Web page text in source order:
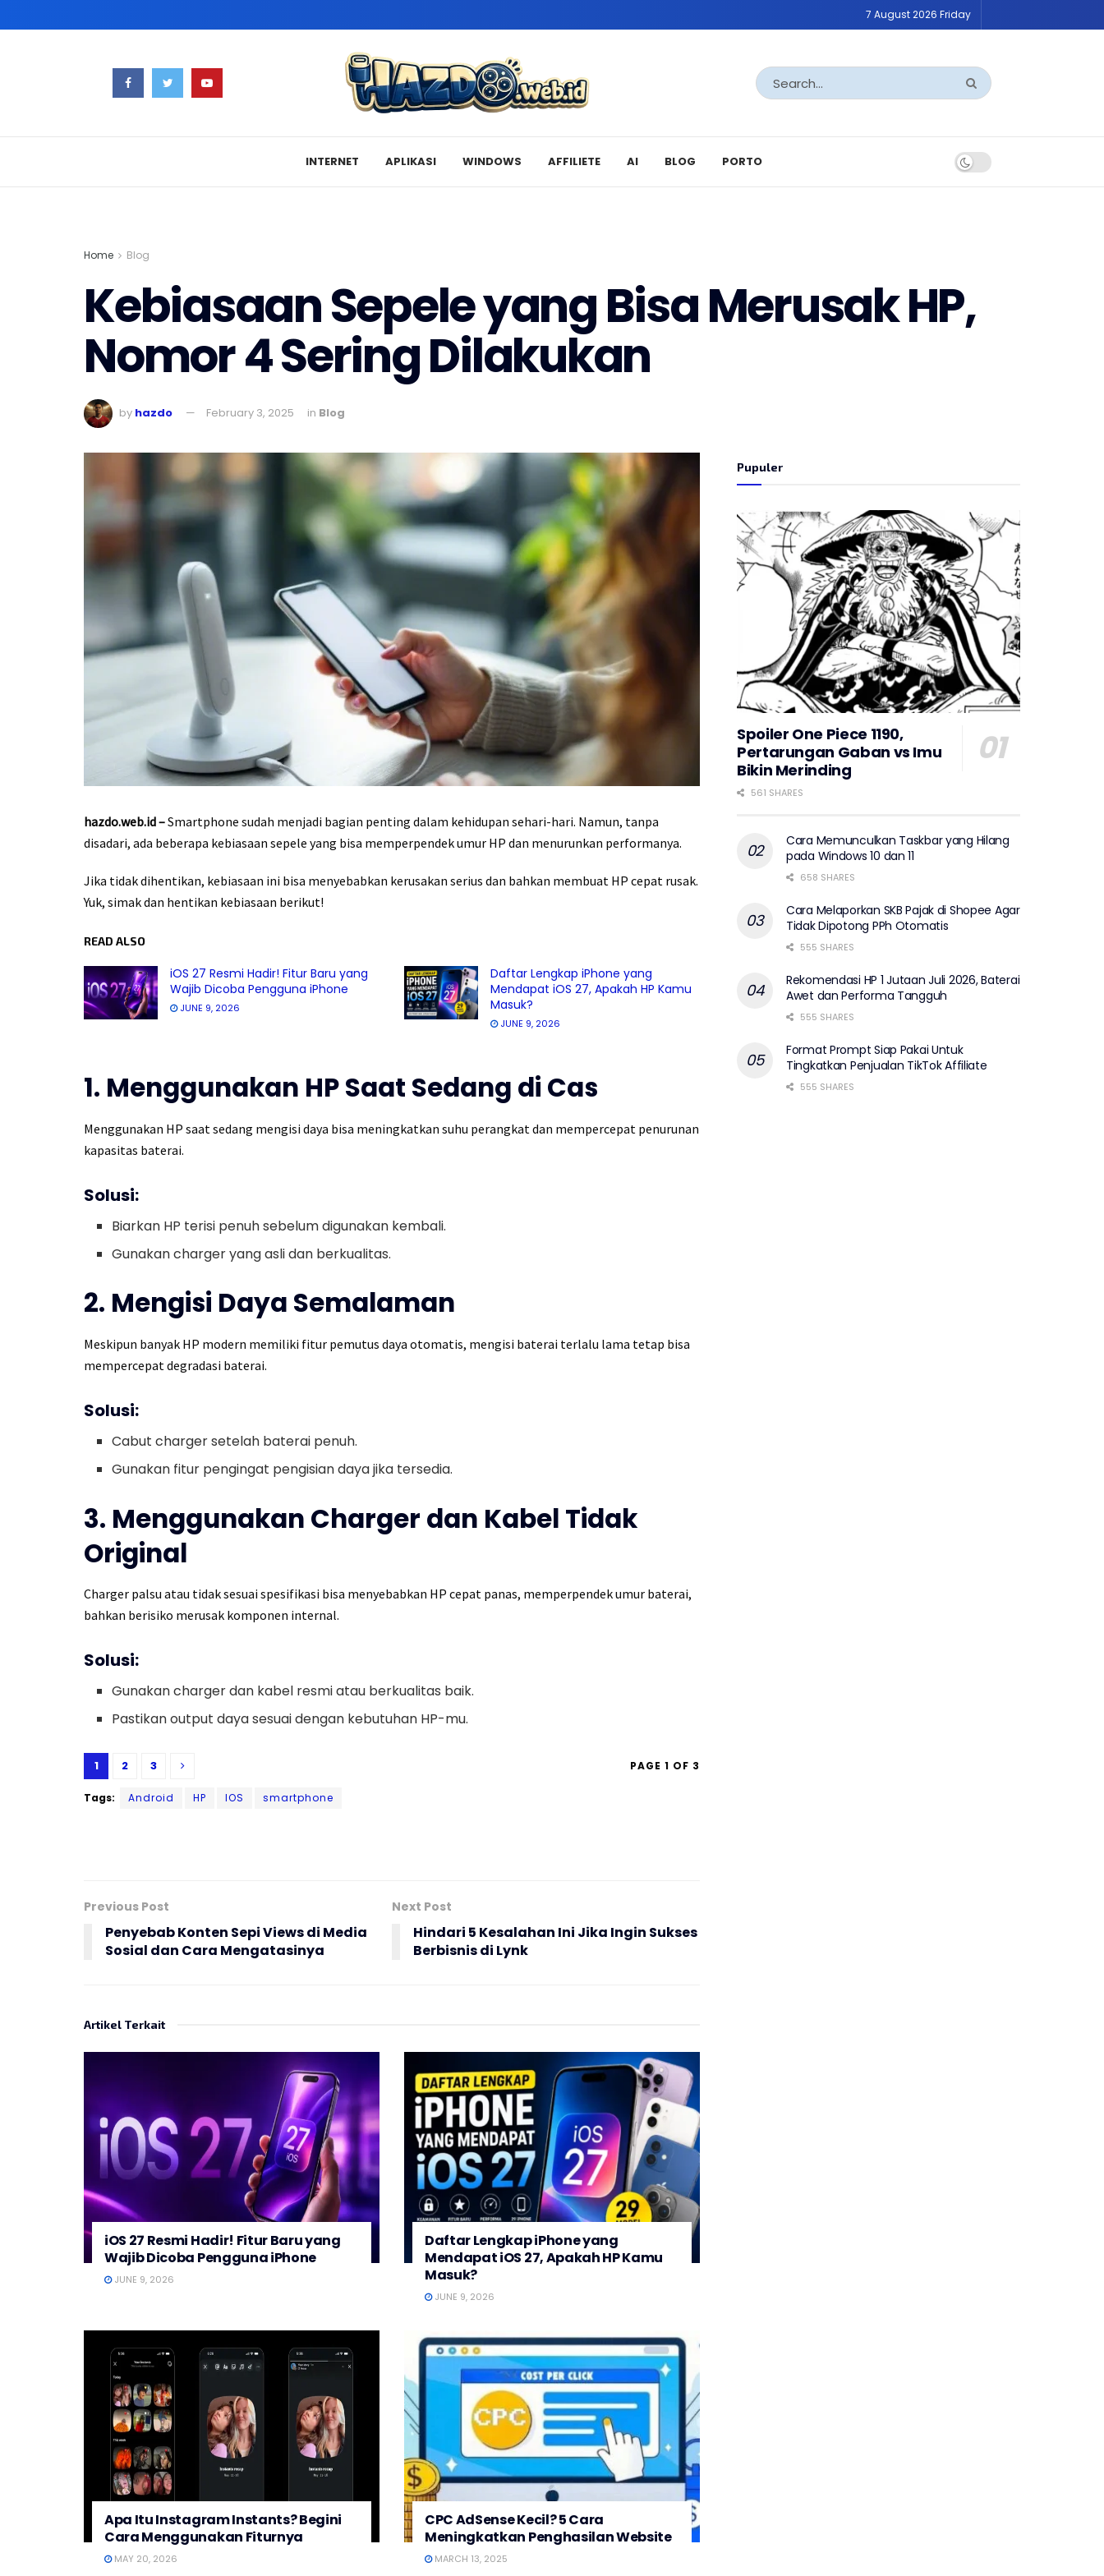
7 August 2026 Friday
INTERNET APLIKASI WINDOWS AFFILIETE AI BLOG PORTO
Home Blog
Kebiasaan Sepele yang Bisa Merusak HP,
Nomor 4 Sering Dilakukan
by hazdo February 3, 2025 in Blog
hazdo.web.id –Smartphone sudah menjadi bagian penting dalam kehidupan sehari-hari. Namun, tanpa
disadari, ada beberapa kebiasaan sepele yang bisa memperpendek umur HP dan menurunkan performanya.
Jika tidak dihentikan, kebiasaan ini bisa menyebabkan kerusakan serius dan bahkan membuat HP cepat rusak.
Yuk, simak dan hentikan kebiasaan berikut!
READ ALSO
iOS 27 Resmi Hadir! Fitur Baru yang
Wajib Dicoba Pengguna iPhone
JUNE 9, 2026
Daftar Lengkap iPhone yang
Mendapat iOS 27, Apakah HP Kamu
Masuk?
JUNE 9, 2026
1. Menggunakan HP Saat Sedang di Cas
Menggunakan HP saat sedang mengisi daya bisa meningkatkan suhu perangkat dan mempercepat penurunan
kapasitas baterai.
Solusi:
Biarkan HP terisi penuh sebelum digunakan kembali.
Gunakan charger yang asli dan berkualitas.
2. Mengisi Daya Semalaman
Meskipun banyak HP modern memiliki fitur pemutus daya otomatis, mengisi baterai terlalu lama tetap bisa
mempercepat degradasi baterai.
Solusi:
Cabut charger setelah baterai penuh.
Gunakan fitur pengingat pengisian daya jika tersedia.
3. Menggunakan Charger dan Kabel Tidak
Original
Charger palsu atau tidak sesuai spesifikasi bisa menyebabkan HP cepat panas, memperpendek umur baterai,
bahkan berisiko merusak komponen internal.
Solusi:
Gunakan charger dan kabel resmi atau berkualitas baik.
Pastikan output daya sesuai dengan kebutuhan HP-mu.
PAGE 1 OF 3
1 2 3
Tags: Android HP IOS smartphone
Previous Post
Penyebab Konten Sepi Views di Media
Sosial dan Cara Mengatasinya
Next Post
Hindari 5 Kesalahan Ini Jika Ingin Sukses
Berbisnis di Lynk
Artikel Terkait
iOS 27 Resmi Hadir! Fitur Baru yang
Wajib Dicoba Pengguna iPhone
JUNE 9, 2026
Daftar Lengkap iPhone yang
Mendapat iOS 27, Apakah HP Kamu
Masuk?
JUNE 9, 2026
Apa Itu Instagram Instants? Begini
Cara Menggunakan Fiturnya
MAY 20, 2026
CPC AdSense Kecil? 5 Cara
Meningkatkan Penghasilan Website
MARCH 13, 2025
Pupuler
Spoiler One Piece 1190,
Pertarungan Gaban vs Imu
Bikin Merinding
561 SHARES
Cara Memunculkan Taskbar yang Hilang
pada Windows 10 dan 11
658 SHARES
Cara Melaporkan SKB Pajak di Shopee Agar
Tidak Dipotong PPh Otomatis
555 SHARES
Rekomendasi HP 1 Jutaan Juli 2026, Baterai
Awet dan Performa Tangguh
555 SHARES
Format Prompt Siap Pakai Untuk
Tingkatkan Penjualan TikTok Affiliate
555 SHARES